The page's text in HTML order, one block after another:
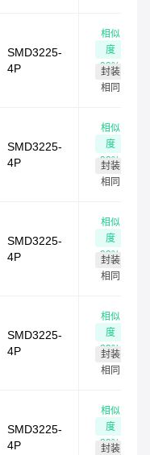
SMD3225-
4P
相似
度
90%
封装
相同
SMD3225-
4P
相似
度
90%
封装
相同
SMD3225-
4P
相似
度
90%
封装
相同
SMD3225-
4P
相似
度
89%
封装
相同
SMD3225-
4P
相似
度
89%
封装